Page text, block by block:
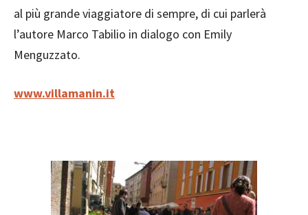
al più grande viaggiatore di sempre, di cui parlerà
l’autore Marco Tabilio in dialogo con Emily
Menguzzato.
www.villamanin.it